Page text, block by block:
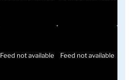
Feed not available Feed not available